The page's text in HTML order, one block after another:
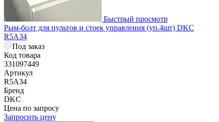
Быстрый просмотр
Рым-болт для пультов и стоек управления (уп.4шт) DKC
R5A34
Под заказ
Код товара
331097449
Артикул
R5A34
Бренд
DKC
Цена по запросу
Запросить цену